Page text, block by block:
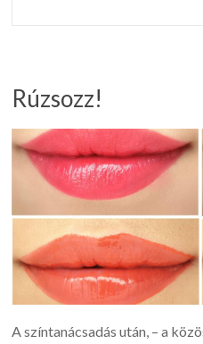
Rúzsozz!
A színtanácsadás után, – a